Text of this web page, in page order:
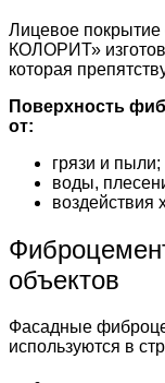
Лицевое
КОЛОРИТ»
которая
Поверхность
от:
грязи и пыли;
воды,
воздействия
объектов
Фасадные
используются в